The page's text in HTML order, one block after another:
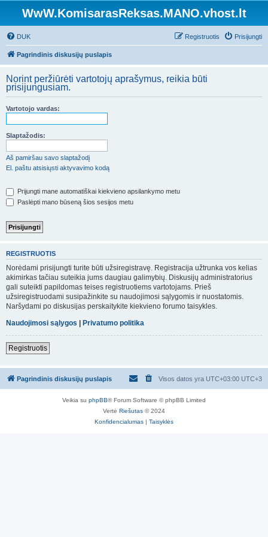
WwW.KomisarasReksas.MANO.vhost.lt
DUK Prisijungti
Registruotis
Pagrindinis diskusijų puslapis
Norint peržiūrėti vartotojų aprašymus, reikia būti
prisijungusiam.
Vartotojo vardas:
Slaptažodis:
Aš pamiršau savo slaptažodį
El. paštu atsisiųsti aktyvavimo kodą
Prijungti mane automatiškai kiekvieno apsilankymo metu
Paslėpti mano būseną šios sesijos metu
REGISTRUOTIS
Norėdami prisijungti turite būti užsiregistravę. Registracija užtrunka vos kelias
akimirkas tačiau suteikia jums daugiau galimybių. Diskusijų administratorius
gali suteikti papildomas teises registruotiems vartotojams. Prieš
užsiregistruodami susipažinkite su naudojimosi sąlygomis ir nuostatomis.
Naršydami po diskusijas perskaitykite kiekvieno forumo taisykles.
Naudojimosi sąlygos | Privatumo politika
Registruotis
Pagrindinis diskusijų puslapis Visos datos yra UTC+03:00 UTC+3
Veikia su phpBB® Forum Software © phpBB Limited
Vertė Riešutas © 2024
Konfidencialumas | Taisyklės